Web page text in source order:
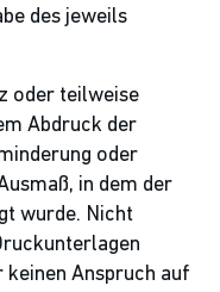
des jeweils
oder teilweise
Abdruck der
oder
in dem der
wurde. Nicht
Anspruch auf